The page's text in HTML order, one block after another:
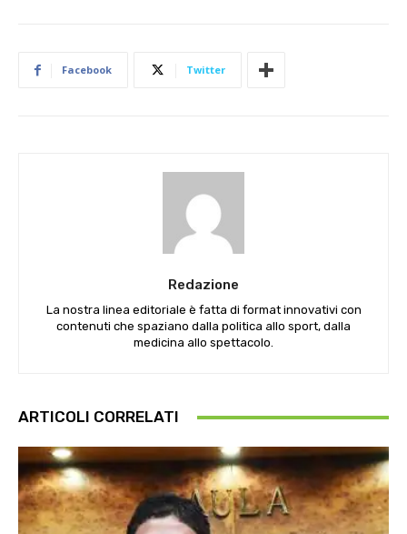
Facebook Twitter
Redazione
La nostra linea editoriale è fatta di format innovativi con
contenuti che spaziano dalla politica allo sport, dalla
medicina allo spettacolo.
ARTICOLI CORRELATI